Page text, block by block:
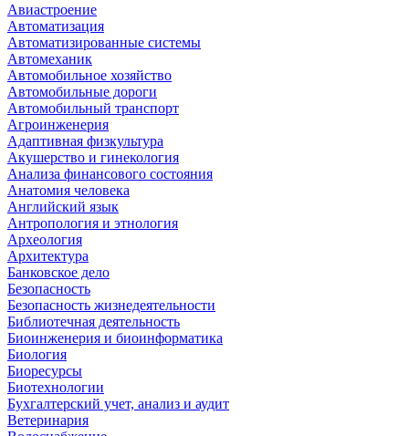
Авиастроение
Автоматизация
Автоматизированные системы
Автомеханик
Автомобильное хозяйство
Автомобильные дороги
Автомобильный транспорт
Агроинженерия
Адаптивная физкультура
Акушерство и гинекология
Анализа финансового состояния
Анатомия человека
Английский язык
Антропология и этнология
Археология
Архитектура
Банковское дело
Безопасность
Безопасность жизнедеятельности
Библиотечная деятельность
Биоинженерия и биоинформатика
Биология
Биоресурсы
Биотехнологии
Бухгалтерский учет, анализ и аудит
Ветеринария